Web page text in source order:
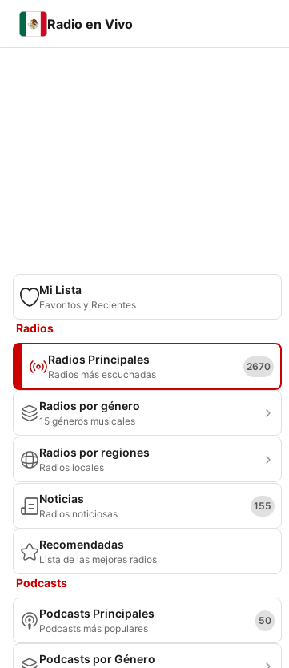
Radio en Vivo
Mi Lista
Favoritos y Recientes
Radios
Radios Principales
Radios más escuchadas
2670
Radios por género
15 géneros musicales
Radios por regiones
Radios locales
Noticias
Radios noticiosas
155
Recomendadas
Lista de las mejores radios
Podcasts
Podcasts Principales
Podcasts más populares
50
Podcasts por Género